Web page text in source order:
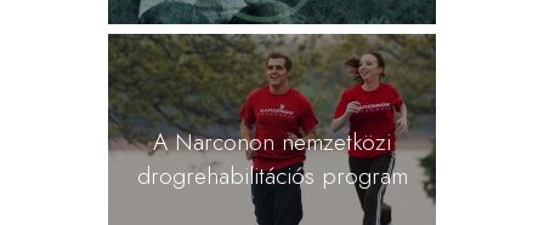
A Narconon nemzetközi
drogrehabilitációs program